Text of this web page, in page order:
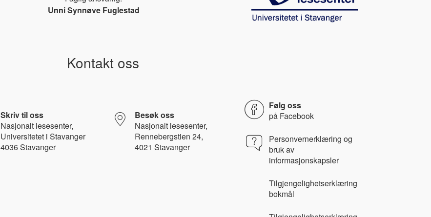
Unni Synnøve Fuglestad
Kontakt oss
Skriv til oss
Nasjonalt lesesenter,
Universitetet i Stavanger
4036 Stavanger
Besøk oss
Nasjonalt lesesenter,
Rennebergstien 24,
4021 Stavanger
Følg oss
på Facebook
Personvernerklæring og
bruk av
informasjonskapsler
Tilgjengelighetserklæring
bokmål